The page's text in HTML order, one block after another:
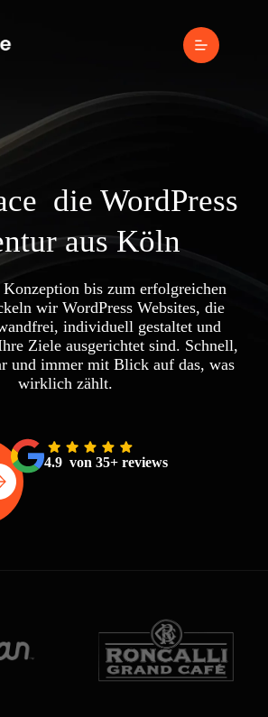
die WordPress
aus Köln
Konzeption bis zum erfolgreichen
wir WordPress Websites, die
individuell gestaltet und
Ziele ausgerichtet sind. Schnell,
und immer mit Blick auf das, was
wirklich zählt.
4.9 von 35+ reviews